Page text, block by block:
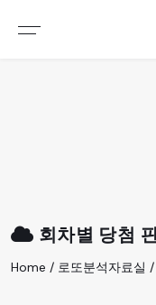
회차별 당첨
Home / 로또분석자료실
갤러리 & 동영상